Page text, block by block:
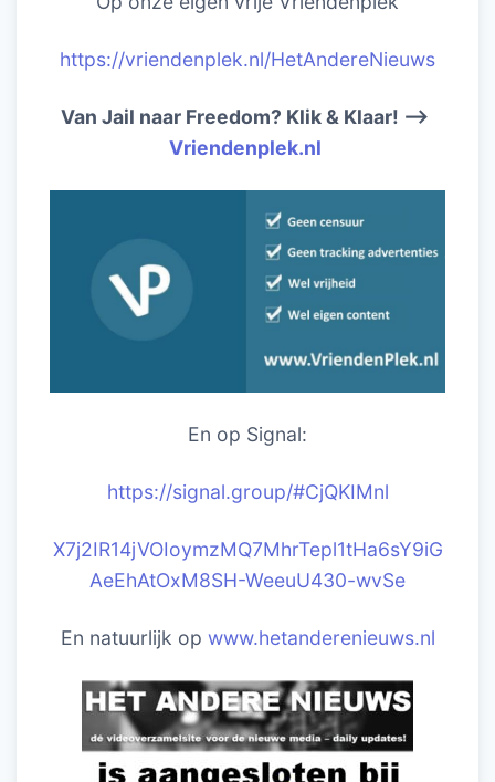
https://vriendenplek.nl/HetAndereNieuws
Van Jail naar Freedom? Klik & Klaar! –>
Vriendenplek.nl
En op Signal:
https://signal.group/#CjQKIMnl
X7j2IR14jVOIoymzMQ7MhrTepl1tHa6sY9iG
AeEhAtOxM8SH-WeeuU430-wvSe
En natuurlijk op www.hetanderenieuws.nl